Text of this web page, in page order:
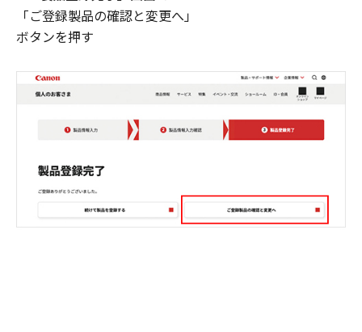
「ご登録製品の確認と変更へ」
ボタンを押す